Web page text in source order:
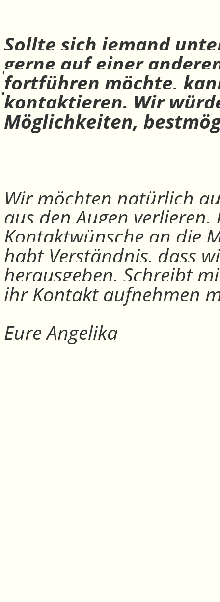
Sollte sich jemand
gerne auf einer
fortführen möchte,
kontaktieren. Wir
Möglichkeiten,
Wir möchten natürlich
aus den Augen
Kontaktwünsche an die
habt Verständnis, dass
herausgeben. Schreibt
ihr Kontakt aufnehmen
Eure Angelika